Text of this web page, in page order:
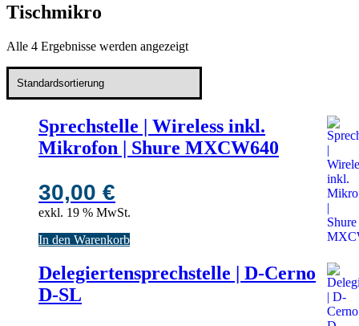
Tischmikro
Alle 4 Ergebnisse werden angezeigt
Sprechstelle | Wireless inkl.
Mikrofon | Shure MXCW640
30,00 €
exkl. 19 % MwSt.
In den Warenkorb
Delegiertensprechstelle | D-Cerno
D-SL